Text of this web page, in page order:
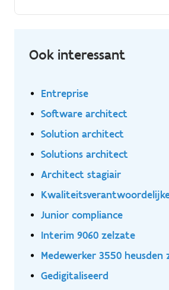
Ook interessant
Entreprise
Software architect
Solution architect
Solutions architect
Architect stagiair
Junior compliance
Interim 9060 zelzate
Medewerker 3550 heusden
Gedigitaliseerd